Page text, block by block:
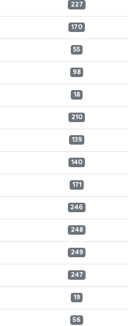
227
170
55
98
18
210
139
140
171
246
248
249
247
19
56